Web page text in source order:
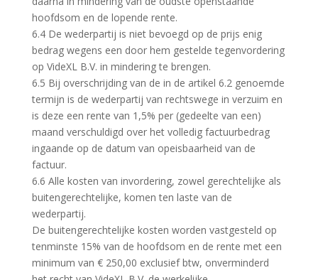
hoofdsom en de lopende rente.
6.4 De wederpartij is niet bevoegd op de prijs enig
bedrag wegens een door hem gestelde tegenvordering
op VideXL B.V. in mindering te brengen.
6.5 Bij overschrijding van de in de artikel 6.2 genoemde
termijn is de wederpartij van rechtswege in verzuim en
is deze een rente van 1,5% per (gedeelte van een)
maand verschuldigd over het volledig factuurbedrag
ingaande op de datum van opeisbaarheid van de
factuur.
6.6 Alle kosten van invordering, zowel gerechtelijke als
buitengerechtelijke, komen ten laste van de
wederpartij.
De buitengerechtelijke kosten worden vastgesteld op
tenminste 15% van de hoofdsom en de rente met een
minimum van € 250,00 exclusief btw, onverminderd